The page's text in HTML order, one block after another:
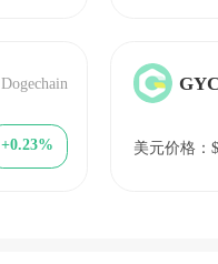
Dogechain
+0.23% 美元价格：